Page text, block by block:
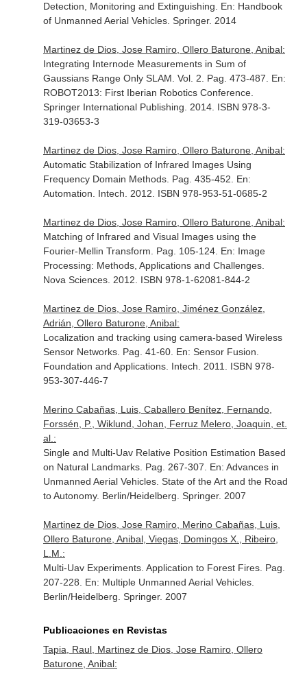
Detection, Monitoring and Extinguishing. En: Handbook
of Unmanned Aerial Vehicles. Springer. 2014
Martinez de Dios, Jose Ramiro, Ollero Baturone, Anibal:
Integrating Internode Measurements in Sum of
Gaussians Range Only SLAM. Vol. 2. Pag. 473-487. En:
ROBOT2013: First Iberian Robotics Conference.
Springer International Publishing. 2014. ISBN 978-3-
319-03653-3
Martinez de Dios, Jose Ramiro, Ollero Baturone, Anibal:
Automatic Stabilization of Infrared Images Using
Frequency Domain Methods. Pag. 435-452. En:
Automation . Intech. 2012. ISBN 978-953-51-0685-2
Martinez de Dios, Jose Ramiro, Ollero Baturone, Anibal:
Matching of Infrared and Visual Images using the
Fourier-Mellin Transform. Pag. 105-124. En: Image
Processing: Methods, Applications and Challenges.
Nova Sciences. 2012. ISBN 978-1-62081-844-2
Martinez de Dios, Jose Ramiro, Jiménez González,
Adrián, Ollero Baturone, Anibal:
Localization and tracking using camera-based Wireless
Sensor Networks. Pag. 41-60. En: Sensor Fusion.
Foundation and Applications. Intech. 2011. ISBN 978-
953-307-446-7
Merino Cabañas, Luis, Caballero Benítez, Fernando,
Forssén, P., Wiklund, Johan, Ferruz Melero, Joaquin, et.
al.:
Single and Multi-Uav Relative Position Estimation Based
on Natural Landmarks. Pag. 267-307. En: Advances in
Unmanned Aerial Vehicles. State of the Art and the Road
to Autonomy. Berlin/Heidelberg. Springer. 2007
Martinez de Dios, Jose Ramiro, Merino Cabañas, Luis,
Ollero Baturone, Anibal, Viegas, Domingos X., Ribeiro,
L.M.:
Multi-Uav Experiments. Application to Forest Fires. Pag.
207-228. En: Multiple Unmanned Aerial Vehicles.
Berlin/Heidelberg. Springer. 2007
Publicaciones en Revistas
Tapia, Raul, Martinez de Dios, Jose Ramiro, Ollero
Baturone, Anibal: